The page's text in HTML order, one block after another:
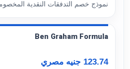
نموذج خصم التدفقات النقدية
Ben Graham Formula
123.74 جنيه مصري